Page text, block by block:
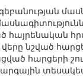
հայրենական
նշված
հարցերի